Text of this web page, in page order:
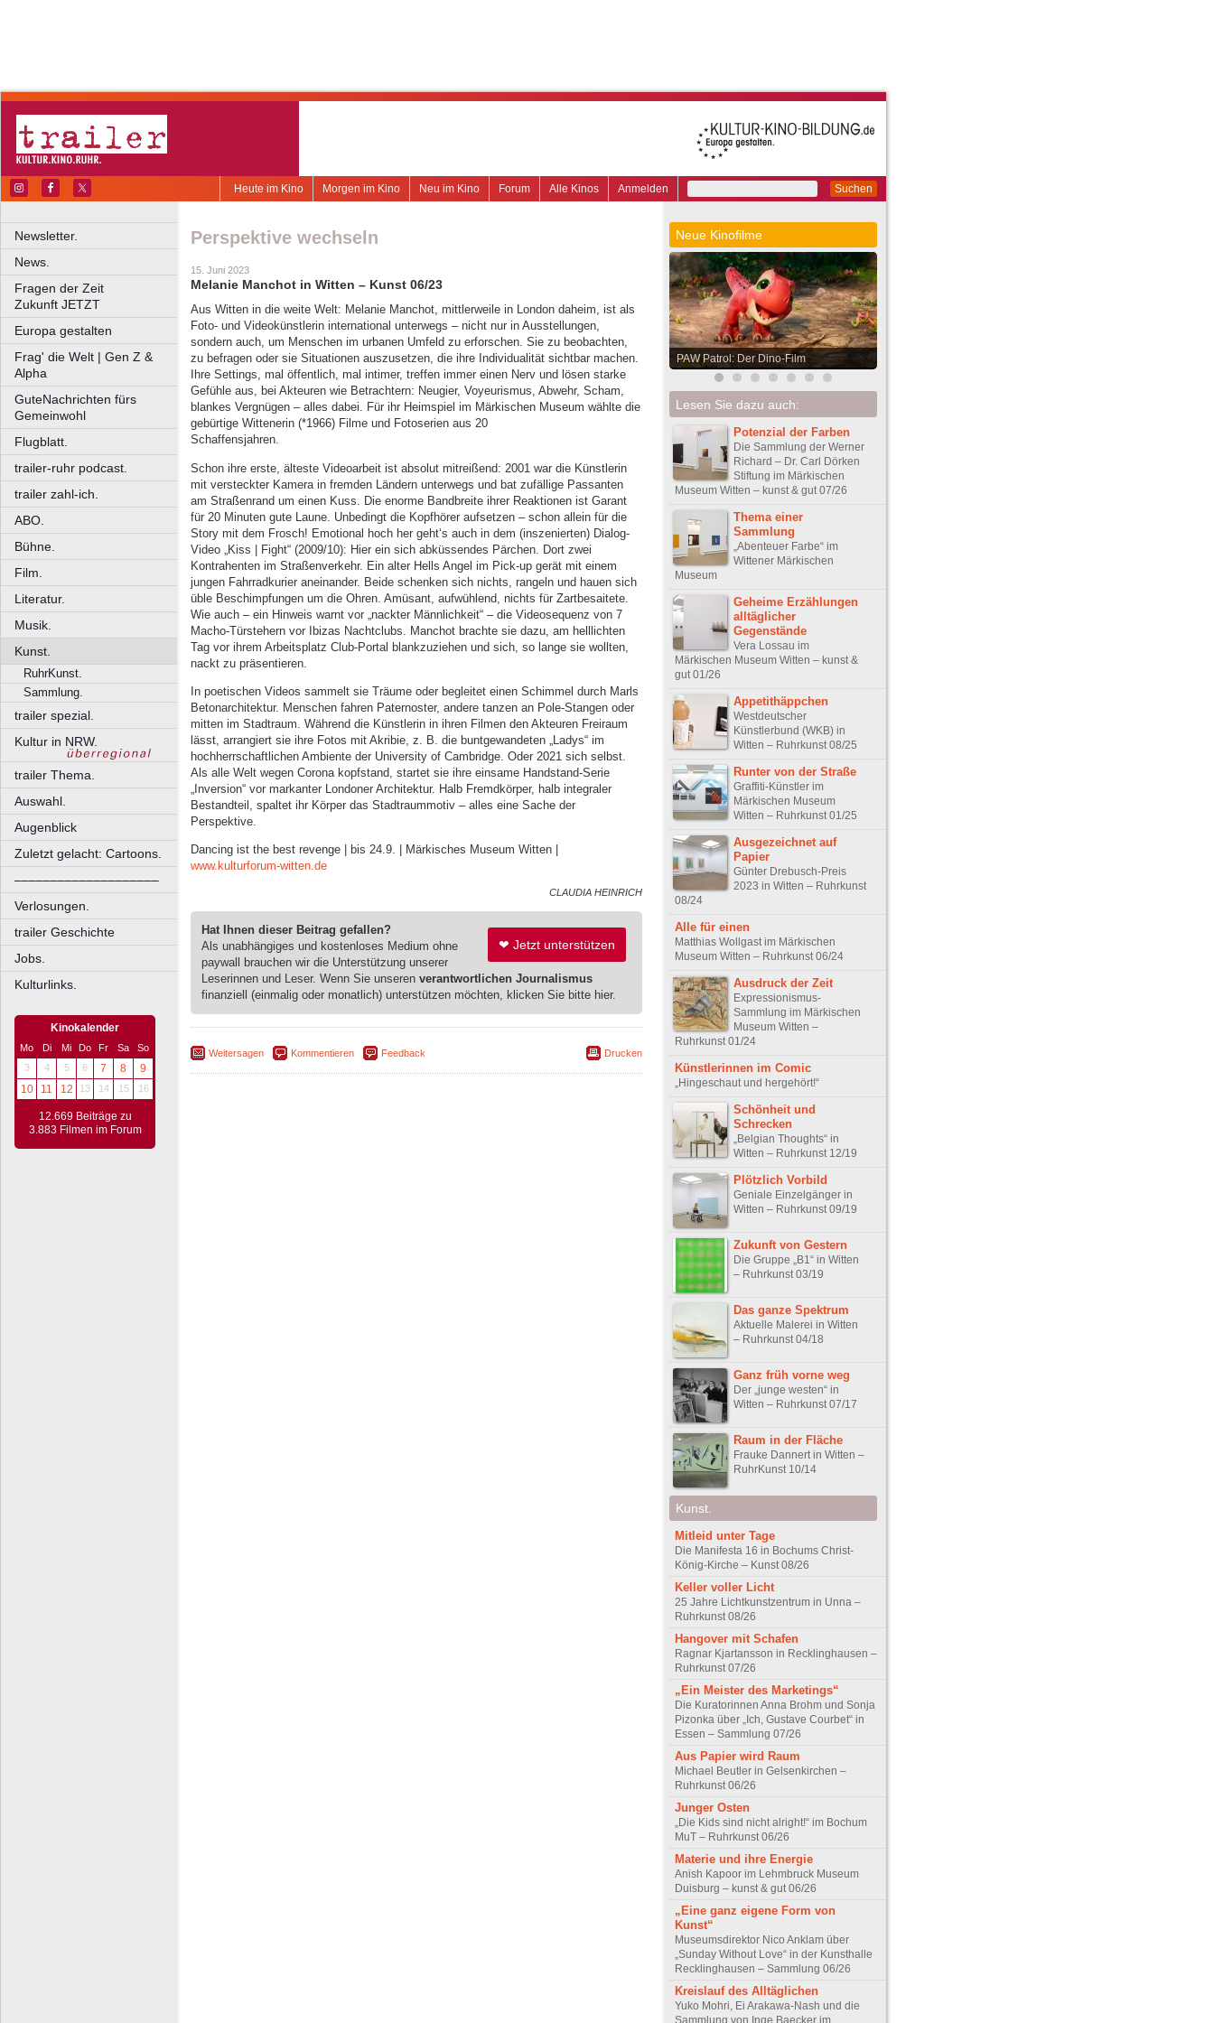
Suchen
Anmelden
Alle Kinos
Forum
Neu im Kino
Morgen im Kino
Heute im Kino
Newsletter.
News.
Fragen der Zeit
Zukunft JETZT
Europa gestalten
Frag' die Welt | Gen Z &
Alpha
GuteNachrichten fürs
Gemeinwohl
Flugblatt.
trailer-ruhr podcast.
trailer zahl-ich.
ABO.
Bühne.
Film.
Literatur.
Musik.
Kunst.
RuhrKunst.
Sammlung.
trailer spezial.
Kultur in NRW.
trailer Thema.
Auswahl.
Augenblick
Zuletzt gelacht: Cartoons.
––––––––––––––––––––
Verlosungen.
trailer Geschichte
Jobs.
Kulturlinks.
Kinokalender
Mo Di Mi Do Fr Sa
So
3
4 5 6 7 8
9
10
11 12 13 14 15 16
12.669 Beiträge zu
3.883 Filmen im Forum
Perspektive wechseln
15. Juni 2023
Melanie Manchot in Witten – Kunst 06/23
Aus Witten in die weite Welt: Melanie Manchot, mittlerweile in London daheim, ist als
Foto- und Videokünstlerin international unterwegs – nicht nur in Ausstellungen,
sondern auch, um Menschen im urbanen Umfeld zu erforschen. Sie zu beobachten,
zu befragen oder sie Situationen auszusetzen, die ihre Individualität sichtbar machen.
Ihre Settings, mal öffentlich, mal intimer, treffen immer einen Nerv und lösen starke
Gefühle aus, bei Akteuren wie Betrachtern: Neugier, Voyeurismus, Abwehr, Scham,
blankes Vergnügen – alles dabei. Für ihr Heimspiel im Märkischen Museum wählte die
gebürtige Wittenerin (*1966) Filme und Fotoserien aus 20
Schaffensjahren.
Schon ihre erste, älteste Videoarbeit ist absolut mitreißend: 2001 war die Künstlerin
mit versteckter Kamera in fremden Ländern unterwegs und bat zufällige Passanten
am Straßenrand um einen Kuss. Die enorme Bandbreite ihrer Reaktionen ist Garant
für 20 Minuten gute Laune. Unbedingt die Kopfhörer aufsetzen – schon allein für die
Story mit dem Frosch! Emotional hoch her geht‘s auch in dem (inszenierten) Dialog-
Video „Kiss | Fight“ (2009/10): Hier ein sich abküssendes Pärchen. Dort zwei
Kontrahenten im Straßenverkehr. Ein alter Hells Angel im Pick-up gerät mit einem
jungen Fahrradkurier aneinander. Beide schenken sich nichts, rangeln und hauen sich
üble Beschimpfungen um die Ohren. Amüsant, aufwühlend, nichts für Zartbesaitete.
Wie auch – ein Hinweis warnt vor „nackter Männlichkeit“ – die Videosequenz von 7
Macho-Türstehern vor Ibizas Nachtclubs. Manchot brachte sie dazu, am helllichten
Tag vor ihrem Arbeitsplatz Club-Portal blankzuziehen und sich, so lange sie wollten,
nackt zu präsentieren.
In poetischen Videos sammelt sie Träume oder begleitet einen Schimmel durch Marls
Betonarchitektur. Menschen fahren Paternoster, andere tanzen an Pole-Stangen oder
mitten im Stadtraum. Während die Künstlerin in ihren Filmen den Akteuren Freiraum
lässt, arrangiert sie ihre Fotos mit Akribie, z. B. die buntgewandeten „Ladys“ im
hochherrschaftlichen Ambiente der University of Cambridge. Oder 2021 sich selbst.
Als alle Welt wegen Corona kopfstand, startet sie ihre einsame Handstand-Serie
„Inversion“ vor markanter Londoner Architektur. Halb Fremdkörper, halb integraler
Bestandteil, spaltet ihr Körper das Stadtraummotiv – alles eine Sache der
Perspektive.
Dancing ist the best revenge | bis 24.9. | Märkisches Museum Witten |
www.kulturforum-witten.de
CLAUDIA HEINRICH
❤ Jetzt unterstützen
Hat Ihnen dieser Beitrag gefallen?
Als unabhängiges und kostenloses Medium ohne
paywall brauchen wir die Unterstützung unserer
Leserinnen und Leser. Wenn Sie unseren verantwortlichen Journalismus
finanziell (einmalig oder monatlich) unterstützen möchten, klicken Sie bitte hier.
Weitersagen Kommentieren Feedback Drucken
Neue Kinofilme
PAW Patrol: Der Dino-Film
Lesen Sie dazu auch:
Potenzial der Farben
Die Sammlung der Werner
Richard – Dr. Carl Dörken
Stiftung im Märkischen
Museum Witten – kunst & gut 07/26
Thema einer
Sammlung
„Abenteuer Farbe“ im
Wittener Märkischen
Museum
Geheime Erzählungen
alltäglicher
Gegenstände
Vera Lossau im
Märkischen Museum Witten – kunst &
gut 01/26
Appetithäppchen
Westdeutscher
Künstlerbund (WKB) in
Witten – Ruhrkunst 08/25
Runter von der Straße
Graffiti-Künstler im
Märkischen Museum
Witten – Ruhrkunst 01/25
Ausgezeichnet auf
Papier
Günter Drebusch-Preis
2023 in Witten – Ruhrkunst
08/24
Alle für einen
Matthias Wollgast im Märkischen
Museum Witten – Ruhrkunst 06/24
Ausdruck der Zeit
Expressionismus-
Sammlung im Märkischen
Museum Witten –
Ruhrkunst 01/24
Künstlerinnen im Comic
„Hingeschaut und hergehört!“
Schönheit und
Schrecken
„Belgian Thoughts“ in
Witten – Ruhrkunst 12/19
Plötzlich Vorbild
Geniale Einzelgänger in
Witten – Ruhrkunst 09/19
Zukunft von Gestern
Die Gruppe „B1“ in Witten
– Ruhrkunst 03/19
Das ganze Spektrum
Aktuelle Malerei in Witten
– Ruhrkunst 04/18
Ganz früh vorne weg
Der „junge westen“ in
Witten – Ruhrkunst 07/17
Raum in der Fläche
Frauke Dannert in Witten –
RuhrKunst 10/14
Kunst.
Mitleid unter Tage
Die Manifesta 16 in Bochums Christ-
König-Kirche – Kunst 08/26
Keller voller Licht
25 Jahre Lichtkunstzentrum in Unna –
Ruhrkunst 08/26
Hangover mit Schafen
Ragnar Kjartansson in Recklinghausen –
Ruhrkunst 07/26
„Ein Meister des Marketings“
Die Kuratorinnen Anna Brohm und Sonja
Pizonka über „Ich, Gustave Courbet“ in
Essen – Sammlung 07/26
Aus Papier wird Raum
Michael Beutler in Gelsenkirchen –
Ruhrkunst 06/26
Junger Osten
„Die Kids sind nicht alright!“ im Bochum
MuT – Ruhrkunst 06/26
Materie und ihre Energie
Anish Kapoor im Lehmbruck Museum
Duisburg – kunst & gut 06/26
„Eine ganz eigene Form von
Kunst“
Museumsdirektor Nico Anklam über
„Sunday Without Love“ in der Kunsthalle
Recklinghausen – Sammlung 06/26
Kreislauf des Alltäglichen
Yuko Mohri, Ei Arakawa-Nash und die
Sammlung von Inge Baecker im